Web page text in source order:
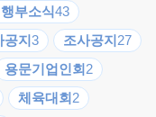
부소식43
지 3 조사공지 27
용문기업인회 2
체육대회 2